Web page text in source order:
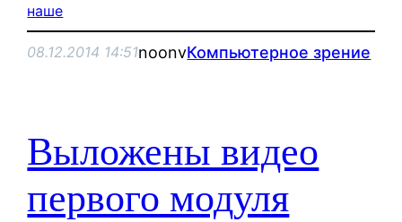
наше
08.12.2014 14:51noonvКомпьютерное зрение
Выложены видео
первого модуля